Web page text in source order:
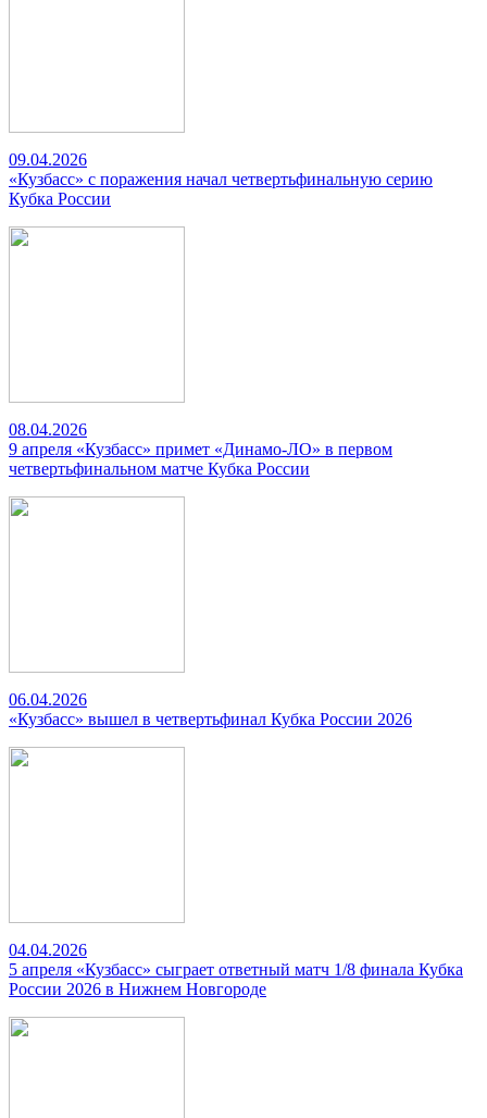
09.04.2026
«Кузбасс» с поражения начал четвертьфинальную серию
Кубка России
08.04.2026
9 апреля «Кузбасс» примет «Динамо-ЛО» в первом
четвертьфинальном матче Кубка России
06.04.2026
«Кузбасс» вышел в четвертьфинал Кубка России 2026
04.04.2026
5 апреля «Кузбасс» сыграет ответный матч 1/8 финала Кубка
России 2026 в Нижнем Новгороде